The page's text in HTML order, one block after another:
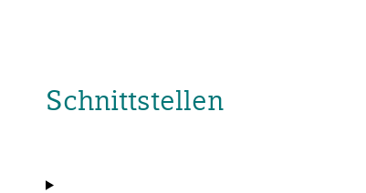
Schnittstellen